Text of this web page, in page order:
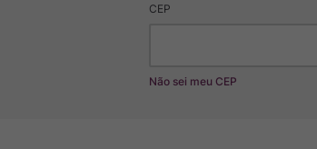
CEP
Não sei meu CEP